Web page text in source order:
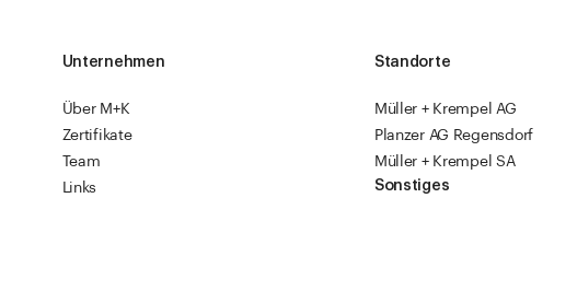
Unternehmen
Über M+K
Zertifikate
Team
Links
Standorte
Müller + Krempel AG
Planzer AG Regensdorf
Müller + Krempel SA
Sonstiges